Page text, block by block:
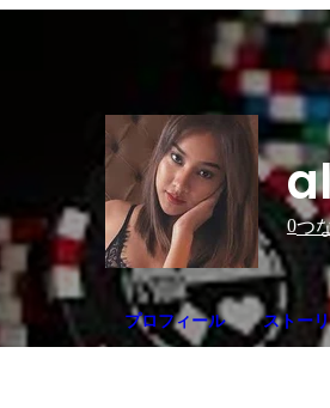
0つ
プロフィール ストー